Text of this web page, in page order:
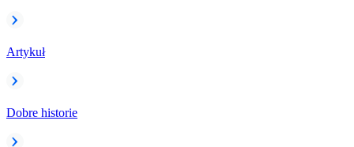
Artykuł
Dobre historie